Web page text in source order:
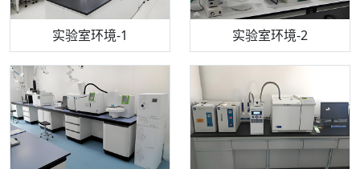
实验室环境-1 实验室环境-2
机构质检技术员-1 机构质检技术员-2
步入式恒温恒湿试验箱 电感耦合等离子体光谱仪